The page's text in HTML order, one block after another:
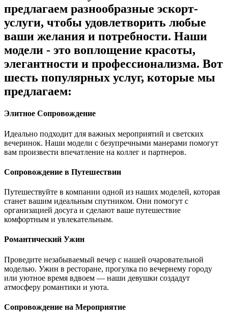
предлагаем разнообразные эскорт-
услуги, чтобы удовлетворить любые
ваши желания и потребности. Наши
модели - это воплощение красоты,
элегантности и профессионализма. Вот
шесть популярных услуг, которые мы
предлагаем:
Элитное Сопровождение
Идеально подходит для важных мероприятий и светских
вечеринок. Наши модели с безупречными манерами помогут
вам произвести впечатление на коллег и партнеров.
Сопровождение в Путешествии
Путешествуйте в компании одной из наших моделей, которая
станет вашим идеальным спутником. Они помогут с
организацией досуга и сделают ваше путешествие
комфортным и увлекательным.
Романтический Ужин
Проведите незабываемый вечер с нашей очаровательной
моделью. Ужин в ресторане, прогулка по вечернему городу
или уютное время вдвоем — наши девушки создадут
атмосферу романтики и уюта.
Сопровождение на Мероприятие